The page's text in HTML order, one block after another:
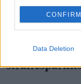
CONFIRM
Data Deletion